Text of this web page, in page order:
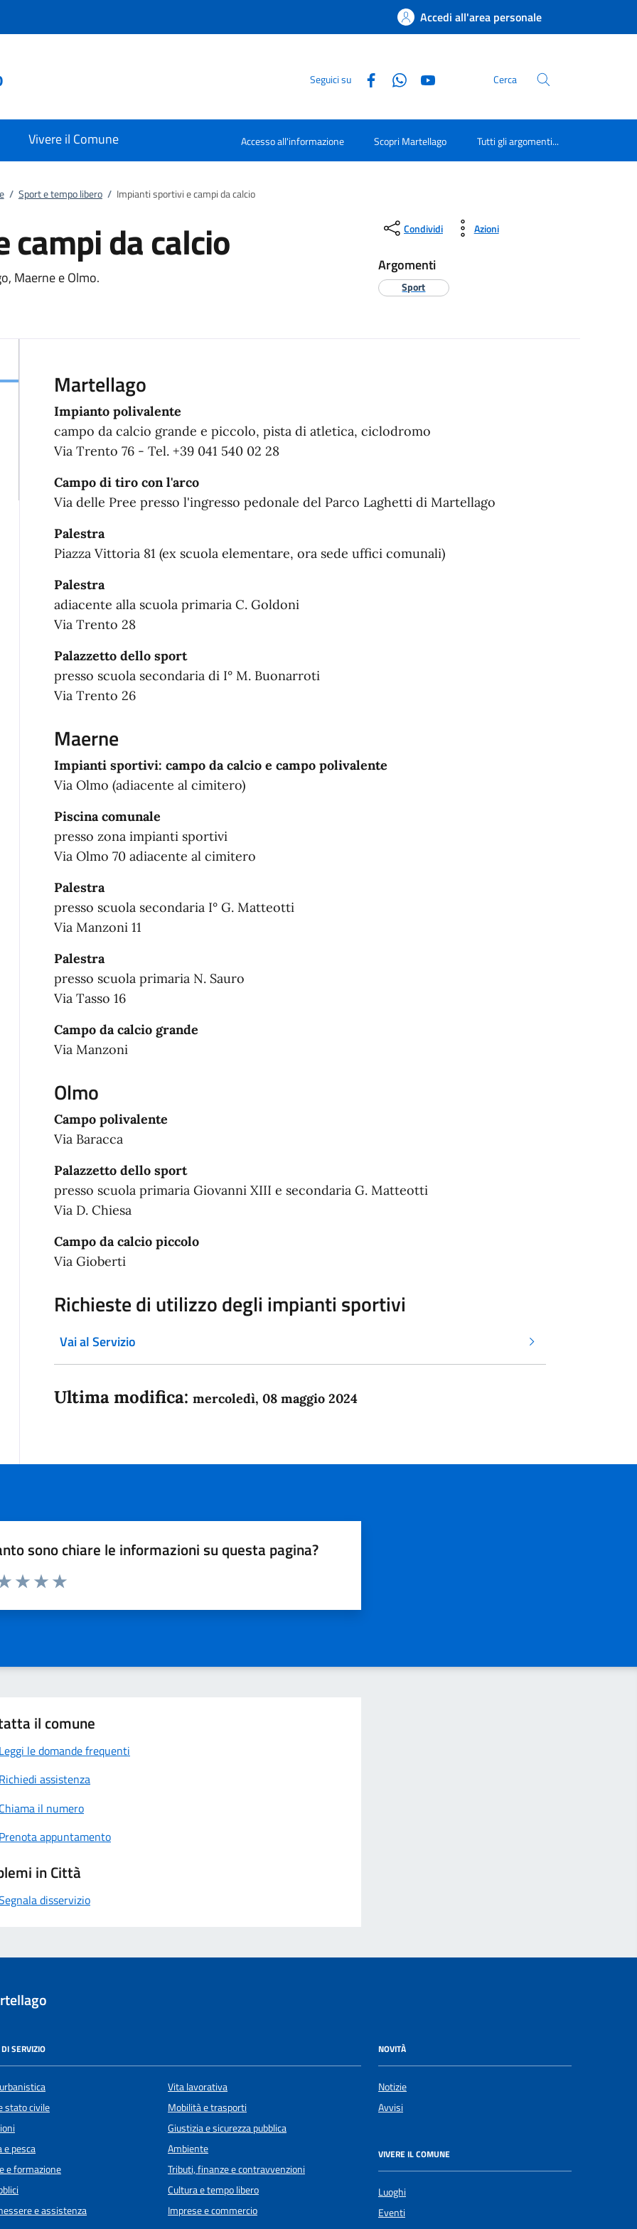
Accedi all'area personale
Seguici su Cerca
Vivere il Comune Accesso all'informazione Scopri Martellago Tutti gli argomenti...
/ Sport e tempo libero / Impianti sportivi e campi da calcio
da calcio
Maerne e Olmo.
Condividi Azioni
Argomenti
Sport
Martellago
Impianto polivalente
campo da calcio grande e piccolo, pista di atletica, ciclodromo
Via Trento 76 - Tel. +39 041 540 02 28
Campo di tiro con l'arco
Via delle Pree presso l'ingresso pedonale del Parco Laghetti di Martellago
Palestra
Piazza Vittoria 81 (ex scuola elementare, ora sede uffici comunali)
Palestra
adiacente alla scuola primaria C. Goldoni
Via Trento 28
Palazzetto dello sport
presso scuola secondaria di I° M. Buonarroti
Via Trento 26
Maerne
Impianti sportivi: campo da calcio e campo polivalente
Via Olmo (adiacente al cimitero)
Piscina comunale
presso zona impianti sportivi
Via Olmo 70 adiacente al cimitero
Palestra
presso scuola secondaria I° G. Matteotti
Via Manzoni 11
Palestra
presso scuola primaria N. Sauro
Via Tasso 16
Campo da calcio grande
Via Manzoni
Olmo
Campo polivalente
Via Baracca
Palazzetto dello sport
presso scuola primaria Giovanni XIII e secondaria G. Matteotti
Via D. Chiesa
Campo da calcio piccolo
Via Gioberti
Richieste di utilizzo degli impianti sportivi
Vai al Servizio
Ultima modifica: mercoledì, 08 maggio 2024
sono chiare le informazioni su questa pagina?
1 a 5 stelle la pagina
il comune
Leggi le domande frequenti
Richiedi assistenza
Chiama il numero
Prenota appuntamento
in Città
disservizio
SERVIZIO
stato civile
e pesca
e formazione
e assistenza
Vita lavorativa
Mobilità e trasporti
Giustizia e sicurezza pubblica
Ambiente
Tributi, finanze e contravvenzioni
Cultura e tempo libero
Imprese e commercio
NOVITÀ
Notizie
Avvisi
VIVERE IL COMUNE
Luoghi
Eventi